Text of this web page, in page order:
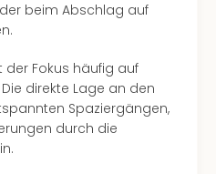
beim Abschlag auf
der Fokus häufig auf
direkte Lage an den
Spaziergängen,
durch die